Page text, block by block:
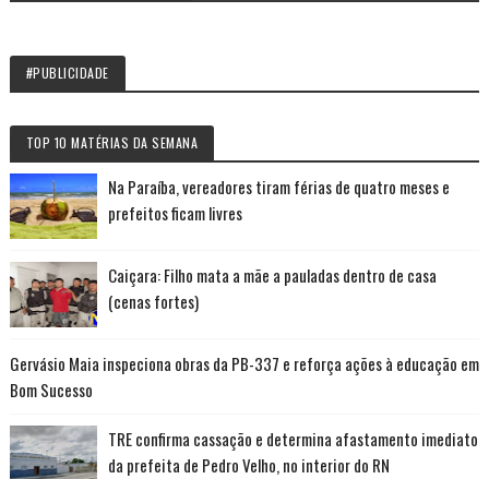
#PUBLICIDADE
TOP 10 MATÉRIAS DA SEMANA
Na Paraíba, vereadores tiram férias de quatro meses e
prefeitos ficam livres
Caiçara: Filho mata a mãe a pauladas dentro de casa
(cenas fortes)
Gervásio Maia inspeciona obras da PB-337 e reforça ações à educação em
Bom Sucesso
TRE confirma cassação e determina afastamento imediato
da prefeita de Pedro Velho, no interior do RN